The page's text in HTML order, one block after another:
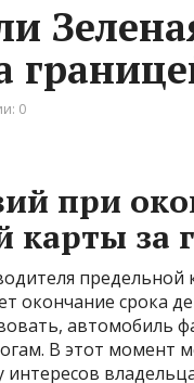
0
при
карты за
окончание срока
автомобиль
В этот момент